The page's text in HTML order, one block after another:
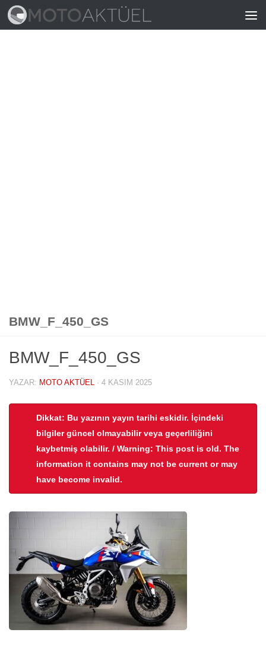
Skip to content
BMW_F_450_GS
BMW_F_450_GS
YAZAR: MOTO AKTÜEL · 4 KASIM 2025
Dikkat: Bu yazının yayın tarihi eskidir. İçindeki
bilgiler güncel olmayabilir veya geçerliliğini
kaybetmiş olabilir. / Warning: This post is old. The
information it contains may not be current or may
have become invalid.